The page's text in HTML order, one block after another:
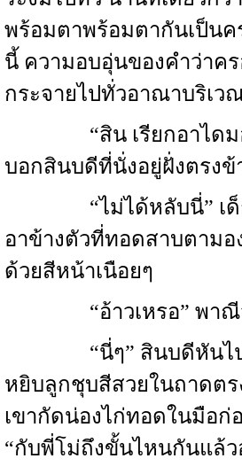
พร้อมตาพร้อมตากันเป็น
นี้ ความอบอุ่นของคำว่าค
กระจายไปทั่วอาณาบริเว
“สิน เรียกอาไดมอ
บอกสินบดีที่นั่งอยู่ฝั่งตรงข้
“ไม่ได้หลับนี่” เด็
อาข้างตัวที่ทอดสาบตามอ
ด้วยสีหน้าเนือยๆ
“อ้าวเหรอ” พาณีว่
“นี่ๆ” สินบดีหันไปส
หยิบลูกชุบสีสวยในถาดตร
เขากัดน่องไก่ทอดในมือก่
“กับพี่โม่ถึงขั้นไหนกันแล้ว